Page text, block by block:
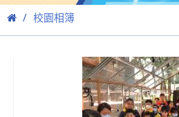
校園相簿